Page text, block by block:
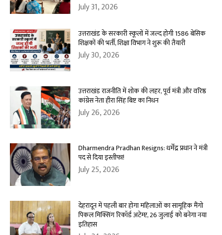
July 31, 2026
उत्तराखंड के सरकारी स्कूलों में जल्द होगी 1586 बेसिक
शिक्षकों की भर्ती, शिक्षा विभाग ने शुरू की तैयारी
July 30, 2026
उत्तराखंड राजनीति में शोक की लहर, पूर्व मंत्री और वरिष्ठ
कांग्रेस नेता हीरा सिंह बिष्ट का निधन
July 26, 2026
Dharmendra Pradhan Resigns: धर्मेंद्र प्रधान ने मंत्री
पद से दिया इस्तीफा!
July 25, 2026
देहरादून में पहली बार होगा महिलाओं का सामूहिक मैंगो
पिकल मिक्सिंग रिकॉर्ड अटेम्प्ट, 26 जुलाई को बनेगा नया
इतिहास